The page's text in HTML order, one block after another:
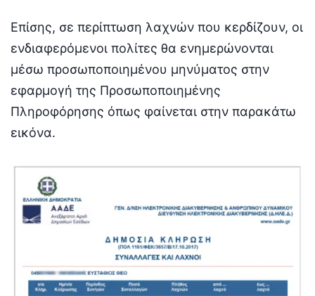
Επίσης, σε περίπτωση λαχνών που κερδίζουν, οι
ενδιαφερόμενοι πολίτες θα ενημερώνονται
μέσω προσωποποιημένου μηνύματος στην
εφαρμογή της Προσωποποιημένης
Πληροφόρησης όπως φαίνεται στην παρακάτω
εικόνα.